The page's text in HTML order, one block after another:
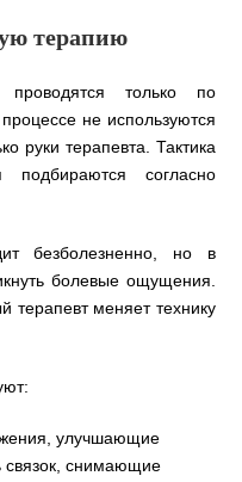
терапию
только по
не используются
руки терапевта. Тактика
подбираются согласно
безболезненно, но в
болевые ощущения.
терапевт меняет технику
улучшающие
связок, снимающие